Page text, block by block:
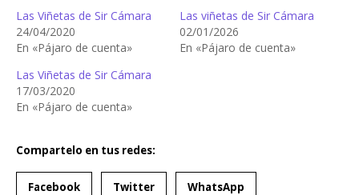
Las Viñetas de Sir Cámara
24/04/2020
En «Pájaro de cuenta»
Las viñetas de Sir Cámara
02/01/2026
En «Pájaro de cuenta»
Las Viñetas de Sir Cámara
17/03/2020
En «Pájaro de cuenta»
Compartelo en tus redes:
Facebook Twitter WhatsApp